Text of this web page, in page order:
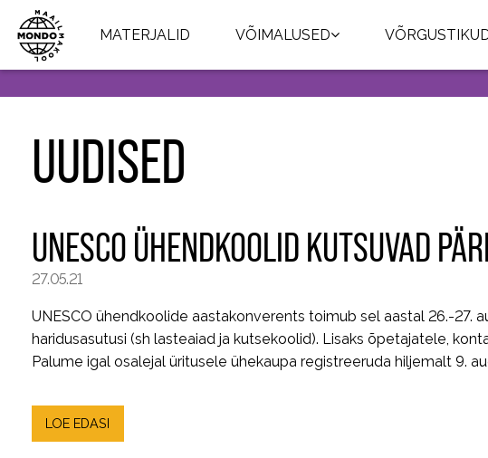
MATERJALID VÕIMALUSED
UUDISED
UNESCO ÜHENDKOOLID KUTSUVAD
27.05.21
UNESCO ühendkoolide aastakonverents toimub sel aastal 26.-
haridusasutusi (sh lasteaiad ja kutsekoolid). Lisaks õpetajatele,
Palume igal osalejal üritusele ühekaupa registreeruda hiljemalt 9.
LOE EDASI